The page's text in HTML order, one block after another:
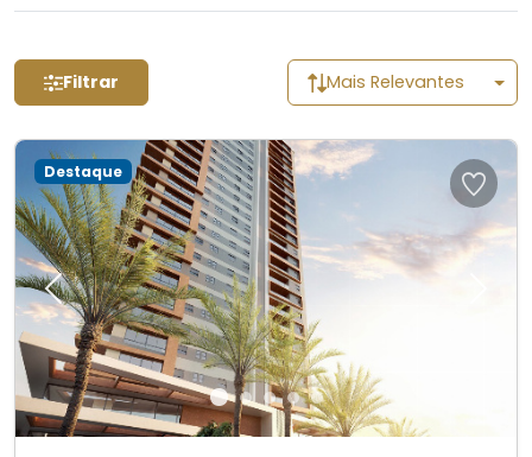
Filtrar Mais Relevantes
Previous
Destaque